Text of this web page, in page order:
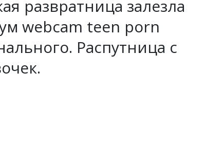
развратница залезла
webcam teen porn
Распутница с